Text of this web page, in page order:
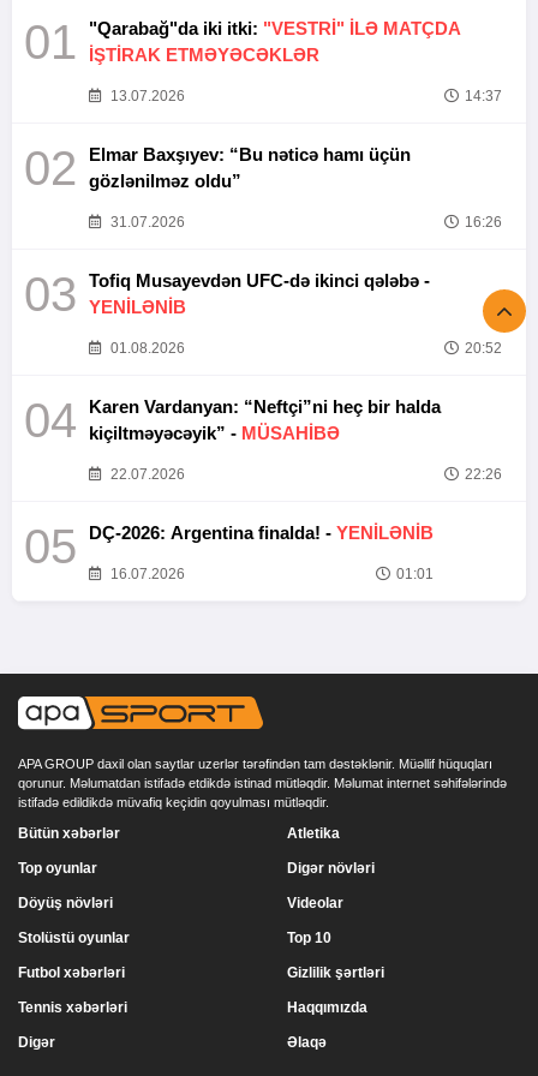
01 "Qarabağ"da iki itki: "VESTRİ" İLƏ MATÇDA
İŞTİRAK ETMƏYƏCƏKLƏR
13.07.2026 14:37
02
Elmar Baxşıyev: “Bu nəticə hamı üçün
gözlənilməz oldu”
31.07.2026 16:26
03
Tofiq Musayevdən UFC-də ikinci qələbə -
YENİLƏNİB
01.08.2026 20:52
04
Karen Vardanyan: “Neftçi”ni heç bir halda
kiçiltməyəcəyik” - MÜSAHİBƏ
22.07.2026 22:26
05 DÇ-2026: Argentina finalda! - YENİLƏNİB
16.07.2026 01:01
APA GROUP daxil olan saytlar uzerlər tərəfindən tam dəstəklənir. Müəllif hüquqları
qorunur. Məlumatdan istifadə etdikdə istinad mütləqdir. Məlumat internet səhifələrində
istifadə edildikdə müvafiq keçidin qoyulması mütləqdir.
Bütün xəbərlər
Top oyunlar
Döyüş növləri
Stolüstü oyunlar
Atletika
Digər növləri
Videolar
Top 10
Futbol xəbərləri
Tennis xəbərləri
Digər
Gizlilik şərtləri
Haqqımızda
Əlaqə